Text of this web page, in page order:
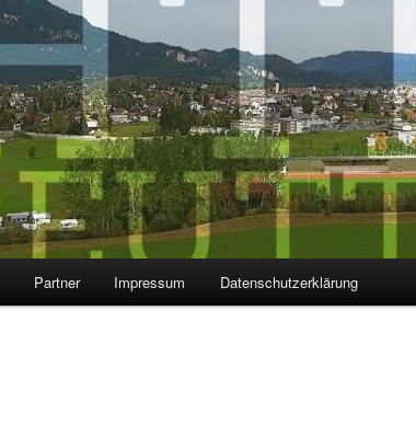
Partner Impressum Datenschutzerklärung